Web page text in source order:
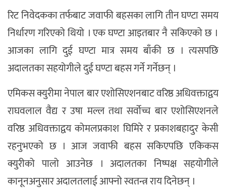
रिट निवेदकका तर्फबाट जवाफी बहसका लागि तीन घण्टा समय
निर्धारण गरिएको थियो । एक घण्टा आइतबार नै सकिएको छ ।
आजका लागि दुई घण्टा मात्र समय बाँकी छ । त्यसपछि
अदालतका सहयोगीले दुई घण्टा बहस गर्ने गर्नेछन् ।
एमिकस क्युरीमा नेपाल बार एशोसिएशनबाट वरिष्ठ अधिवक्ताद्वय
राघवलाल वैद्य र उषा मल्ल तथा सर्वोच्च बार एशोसिएशनले
वरिष्ठ अधिवक्ताद्वय कोमलप्रकाश घिमिरे र प्रकाशबहादुर केसी
रहनुभएको छ । आज जवाफी बहस सकिएपछि एकिकस
क्युरीको पालो आउनेछ । अदालतका निष्पक्ष सहयोगीले
कानूनअनुसार अदालतलाई आफ्नो स्वतन्त्र राय दिनेछन् ।